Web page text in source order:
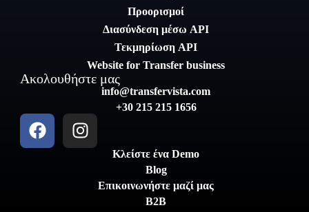
Προορισμοί
Διασύνδεση μέσω API
Τεκμηρίωση API
Website for Transfer business
Ακολουθήστε μας
info@transfervista.com
+30 215 215 1656
Κλείστε ένα Demo
Blog
Επικοινωνήστε μαζί μας
B2B